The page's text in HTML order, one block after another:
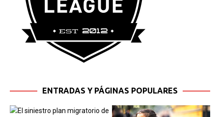
ENTRADAS Y PÁGINAS POPULARES